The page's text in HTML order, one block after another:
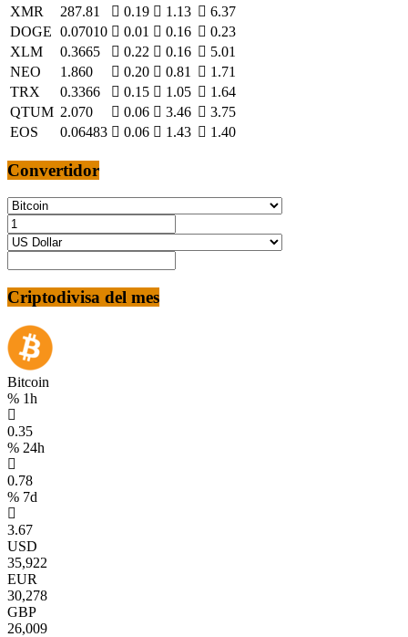
XMR
287.81 0.19 1.13
6.37
DOGE 0.07010 0.01 0.16
0.23
XLM
0.3665 0.22 0.16
5.01
NEO
1.860 0.20 0.81
1.71
TRX
0.3366 0.15 1.05
1.64
QTUM 2.070 0.06 3.46
3.75
EOS
0.06483 0.06 1.43 1.40
Convertidor
Criptodivisa del mes
Bitcoin
% 1h
0.35
% 24h
0.78
% 7d
3.67
USD
35,922
EUR
30,278
GBP
26,009